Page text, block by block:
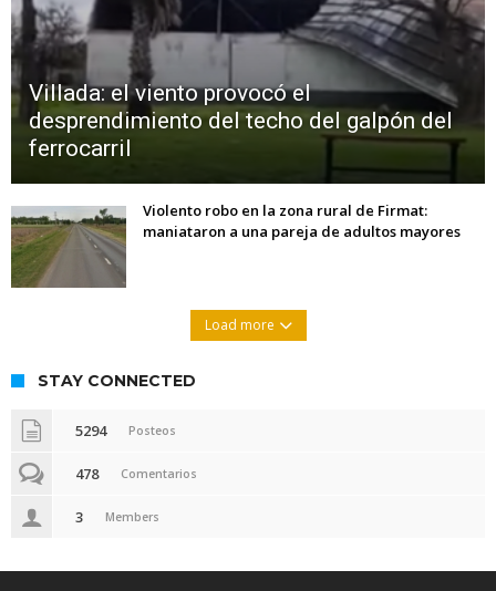
Villada: el viento provocó el
desprendimiento del techo del galpón del
ferrocarril
Violento robo en la zona rural de Firmat:
maniataron a una pareja de adultos mayores
Load more
STAY CONNECTED
5294 Posteos
478 Comentarios
3 Members